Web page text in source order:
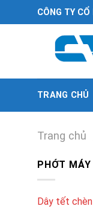
đến
CÔNG TY
TRANG CHỦ
Trang chủ
PHỚT MÁY
Dây tết chèn